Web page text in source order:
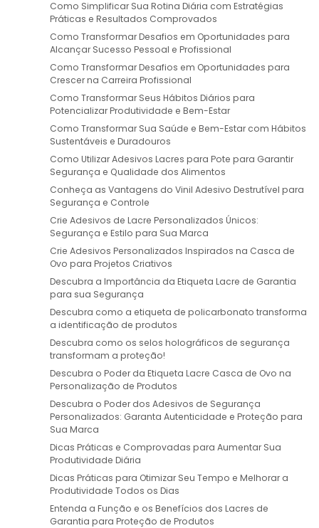
Como Simplificar Sua Rotina Diária com Estratégias
Práticas e Resultados Comprovados
Como Transformar Desafios em Oportunidades para
Alcançar Sucesso Pessoal e Profissional
Como Transformar Desafios em Oportunidades para
Crescer na Carreira Profissional
Como Transformar Seus Hábitos Diários para
Potencializar Produtividade e Bem-Estar
Como Transformar Sua Saúde e Bem-Estar com Hábitos
Sustentáveis e Duradouros
Como Utilizar Adesivos Lacres para Pote para Garantir
Segurança e Qualidade dos Alimentos
Conheça as Vantagens do Vinil Adesivo Destrutível para
Segurança e Controle
Crie Adesivos de Lacre Personalizados Únicos:
Segurança e Estilo para Sua Marca
Crie Adesivos Personalizados Inspirados na Casca de
Ovo para Projetos Criativos
Descubra a Importância da Etiqueta Lacre de Garantia
para sua Segurança
Descubra como a etiqueta de policarbonato transforma
a identificação de produtos
Descubra como os selos holográficos de segurança
transformam a proteção!
Descubra o Poder da Etiqueta Lacre Casca de Ovo na
Personalização de Produtos
Descubra o Poder dos Adesivos de Segurança
Personalizados: Garanta Autenticidade e Proteção para
Sua Marca
Dicas Práticas e Comprovadas para Aumentar Sua
Produtividade Diária
Dicas Práticas para Otimizar Seu Tempo e Melhorar a
Produtividade Todos os Dias
Entenda a Função e os Benefícios dos Lacres de
Garantia para Proteção de Produtos